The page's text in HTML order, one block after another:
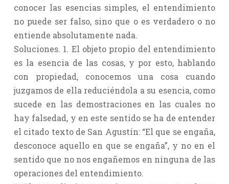
conocer las esencias simples, el entendimiento
no puede ser falso, sino que o es verdadero o no
entiende absolutamente nada.
Soluciones. 1. El objeto propio del entendimiento
es la esencia de las cosas, y por esto, hablando
con propiedad, conocemos una cosa cuando
juzgamos de ella reduciéndola a su esencia, como
sucede en las demostraciones en las cuales no
hay falsedad, y en este sentido se ha de entender
el citado texto de San Agustín: “El que se engaña,
desconoce aquello en que se engaña”, y no en el
sentido que no nos engañemos en ninguna de las
operaciones del entendimiento.